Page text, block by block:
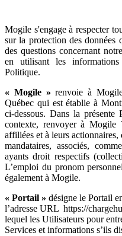
Mogile s'engage à respecter
sur la protection des données
des questions concernant
en utilisant les
Politique.
« Mogile » renvoie à
Québec qui est établie à
ci-dessous. Dans la présente
contexte, renvoyer à Mogile
affiliées et à leurs
mandataires, associés,
ayants droit respectifs
L’emploi du pronom
également à Mogile.
« Portail » désigne le Portail
l’adresse URL https://
lequel les Utilisateurs pour
Services et informations s’ils